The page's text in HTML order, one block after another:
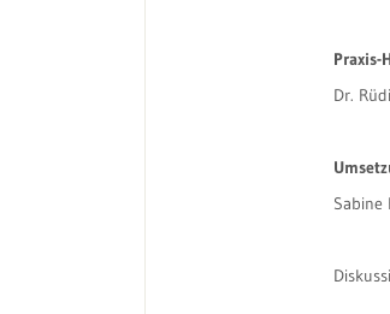
Praxis-
Dr.
Sabine